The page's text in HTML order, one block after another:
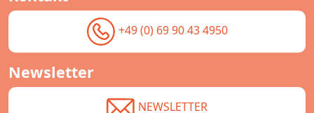
+49 (0) 69 90 43 4950
Newsletter
NEWSLETTER